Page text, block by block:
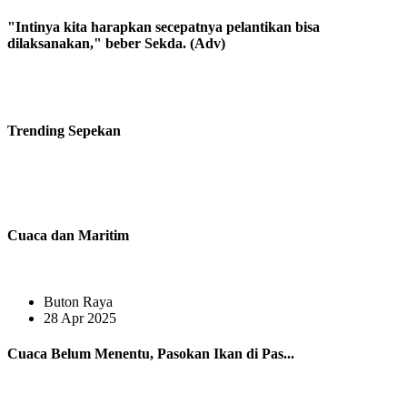
"Intinya kita harapkan secepatnya pelantikan bisa
dilaksanakan," beber Sekda. (Adv)
Trending Sepekan
Cuaca dan Maritim
Buton Raya
28 Apr 2025
Cuaca Belum Menentu, Pasokan Ikan di Pas...